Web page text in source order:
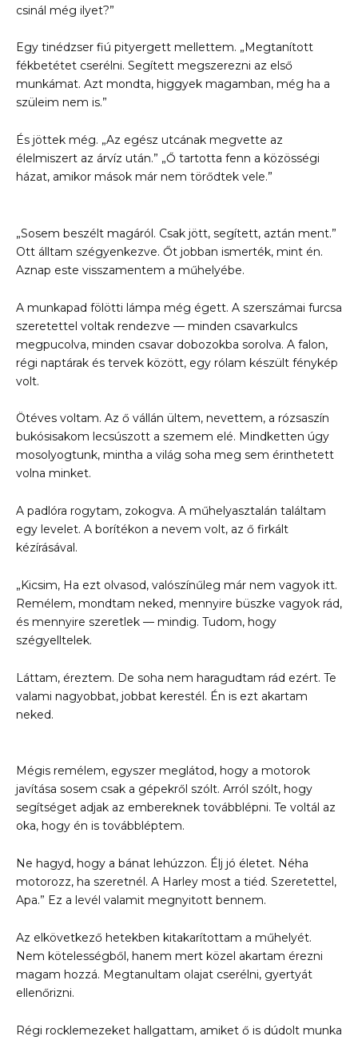
csinál még ilyet?”
Egy tinédzser fiú pityergett mellettem. „Megtanított
fékbetétet cserélni. Segített megszerezni az első
munkámat. Azt mondta, higgyek magamban, még ha a
szüleim nem is.”
És jöttek még. „Az egész utcának megvette az
élelmiszert az árvíz után.” „Ő tartotta fenn a közösségi
házat, amikor mások már nem törődtek vele.”
„Sosem beszélt magáról. Csak jött, segített, aztán ment.”
Ott álltam szégyenkezve. Őt jobban ismerték, mint én.
Aznap este visszamentem a műhelyébe.
A munkapad fölötti lámpa még égett. A szerszámai furcsa
szeretettel voltak rendezve — minden csavarkulcs
megpucolva, minden csavar dobozokba sorolva. A falon,
régi naptárak és tervek között, egy rólam készült fénykép
volt.
Ötéves voltam. Az ő vállán ültem, nevettem, a rózsaszín
bukósisakom lecsúszott a szemem elé. Mindketten úgy
mosolyogtunk, mintha a világ soha meg sem érinthetett
volna minket.
A padlóra rogytam, zokogva. A műhelyasztalán találtam
egy levelet. A borítékon a nevem volt, az ő firkált
kézírásával.
„Kicsim, Ha ezt olvasod, valószínűleg már nem vagyok itt.
Remélem, mondtam neked, mennyire büszke vagyok rád,
és mennyire szeretlek — mindig. Tudom, hogy
szégyelltelek.
Láttam, éreztem. De soha nem haragudtam rád ezért. Te
valami nagyobbat, jobbat kerestél. Én is ezt akartam
neked.
Mégis remélem, egyszer meglátod, hogy a motorok
javítása sosem csak a gépekről szólt. Arról szólt, hogy
segítséget adjak az embereknek továbblépni. Te voltál az
oka, hogy én is továbbléptem.
Ne hagyd, hogy a bánat lehúzzon. Élj jó életet. Néha
motorozz, ha szeretnél. A Harley most a tiéd. Szeretettel,
Apa.” Ez a levél valamit megnyitott bennem.
Az elkövetkező hetekben kitakarítottam a műhelyét.
Nem kötelességből, hanem mert közel akartam érezni
magam hozzá. Megtanultam olajat cserélni, gyertyát
ellenőrizni.
Régi rocklemezeket hallgattam, amiket ő is dúdolt munka